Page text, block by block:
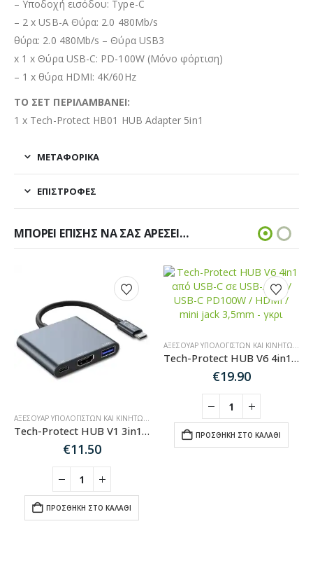
– Υποδοχή εισόδου: Type-C
– 2 x USB-A Θύρα: 2.0 480Mb/s
θύρα: 2.0 480Mb/s – Θύρα USB3
x 1 x Θύρα USB-C: PD-100W (Μόνο φόρτιση)
– 1 x θύρα HDMI: 4K/60Hz
ΤΟ ΣΕΤ ΠΕΡΙΛΑΜΒΑΝΕΙ:
1 x Tech-Protect HB01 HUB Adapter 5in1
ΜΕΤΑΦΟΡΙΚΆ
ΕΠΙΣΤΡΟΦΈΣ
ΜΠΟΡΕΊ ΕΠΊΣΗΣ ΝΑ ΣΑΣ ΑΡΈΣΕΙ…
HUB-SPLITTER-ADAPTER ΑΞΕΣΟΥΆΡ ΥΠΟΛΟΓΙΣΤΏΝ ΚΑΙ ΚΙΝΗΤΏΝ HUB-SPLITTER-ADAPTER
Tech-Protect HUB V1 3in1 από USB-C σε USB-A 3.0 / USB-C PD 100W / HDMI 4K 30Hz – γκρι
€11.50
ΠΡΟΣΘΉΚΗ ΣΤΟ ΚΑΛΆΘΙ
ΑΞΕΣΟΥΆΡ ΥΠΟΛΟΓΙΣΤΏΝ ΚΑΙ ΚΙΝΗΤΏΝ
Tech-Protect HUB V6 4in1 από USB-C σε USB-A 3.0 / USB-C PD100W / HDMI / mini jack 3,5mm – γκρι
€19.90
ΠΡΟΣΘΉΚΗ ΣΤΟ ΚΑΛΆΘΙ